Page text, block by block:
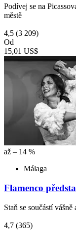
Podívej se na
městě
4,5 (3 209)
Od
15,01 US$
až – 14 %
Málaga
Flamenco
Staň se součástí
4,7 (365)